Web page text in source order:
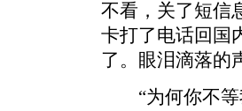
不看，关了短信
卡打了电话回国
了。眼泪滴落的
“为何你不等